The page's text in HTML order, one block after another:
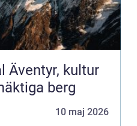
berg
10 maj 2026